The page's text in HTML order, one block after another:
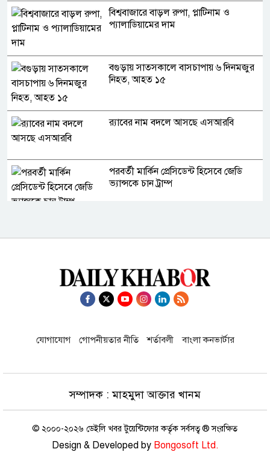
বিশ্ববাজারে বাড়ল রুপা, প্লাটিনাম ও
প্যালাডিয়ামের দাম
বগুড়ায় সাতসকালে বাসচাপায় ৬ দিনমজুর
নিহত, আহত ১৫
র‍্যাবের নাম বদলে আসছে এসআরবি
পরবর্তী মার্কিন প্রেসিডেন্ট হিসেবে জেডি
ভ্যান্সকে চান ট্রাম্প
চলাচলের নিয়ন্ত্রণ পেতে পারে ইরান
থাইল্যান্ডের ১ নম্বর কফি চেইন এখন
বাংলাদেশে, উদ্বোধন করল বসুন্ধরা গ্রুপ
ঢাকা-চট্টগ্রাম লংমার্চ: জামায়াত আমির
হাম উপসর্গে এক দিনে আরও ৬ মৃত্যু
যোগাযোগ গোপনীয়তার নীতি শর্তাবলী বাংলা কনভার্টার
সম্পাদক : মাহমুদা আক্তার খানম
© ২০০০-২০২৬ ডেইলি খবর টুয়েন্টিফোর কর্তৃক সর্বসত্ব ® সংরক্ষিত
Design & Developed by Bongosoft Ltd.